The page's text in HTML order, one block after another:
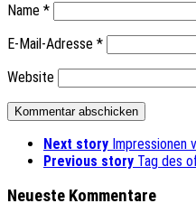
Name *
E-Mail-Adresse *
Website
Next story Impressionen
Previous story Tag des
Neueste Kommentare